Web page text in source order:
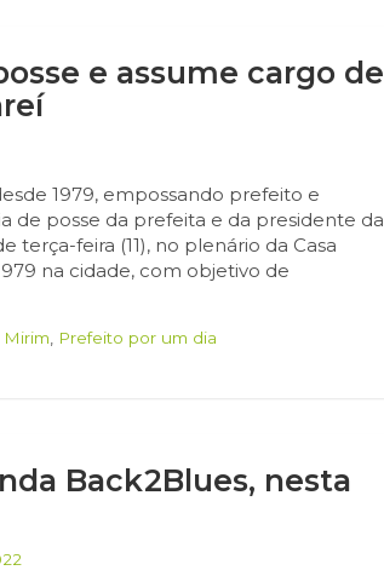
e assume cargo de
1979, empossando prefeito e
de posse da prefeita e da presidente da
terça-feira (11), no plenário da Casa
na cidade, com objetivo de
Mirim Prefeito por um dia
Back2Blues, nesta